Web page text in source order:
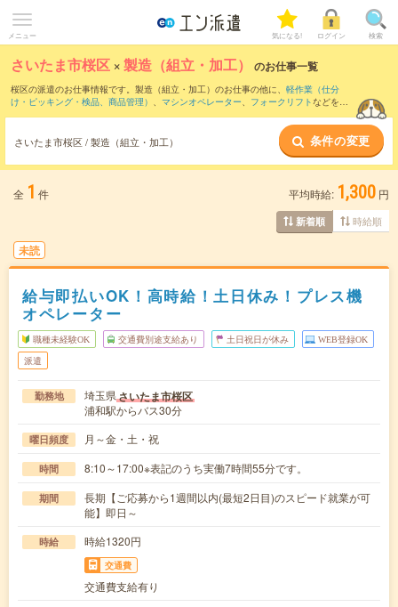
メニュー 気になる! ログイン 検索
さいたま市桜区 ×製造（組立・加工） のお仕事一覧
桜区の派遣のお仕事情報です。製造（組立・加工）のお仕事の他に、 軽作業（仕分
け・ピッキング・検品、商品管理） 、 マシンオペレーター、 フォークリフトなどを取
製造（組立・加工）のお仕事とは？とは？
さいたま市桜区 / 製造（組立・加工） 条件の変更
全 1 件 平均時給: 1,300 円
新着順 時給順
未読
給与即払いOK！高時給！土日休み！プレス機
オペレーター
職種未経験OK 交通費別途支給あり 土日祝日が休み WEB登録OK
派遣
勤務地 埼玉県さいたま市桜区
浦和駅からバス30分
曜日頻度 月～金・土・祝
時間 8:10～17:00※表記のうち実働7時間55分です。
期間
長期【ご応募から1週間以内(最短2日目)のスピード就業が可
能】即日～
時給 時給1320円
交通費
交通費支給有り